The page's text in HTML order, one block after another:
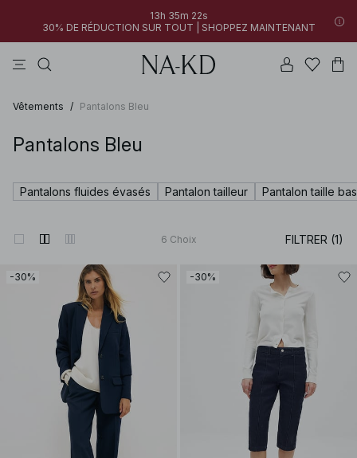
13h 35m 22s
30% DE RÉDUCTION SUR TOUT | SHOPPEZ MAINTENANT
Vêtements / Pantalons Bleu
Pantalons Bleu
Pantalons fluides évasés Pantalon tailleur Pantalon taille
6 Choix FILTRER (1)
-30% -30%